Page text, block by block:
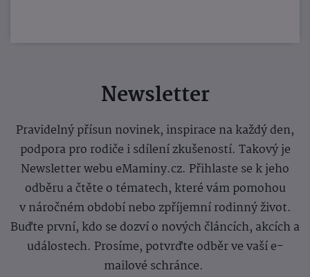
Newsletter
Pravidelný přísun novinek, inspirace na každý den,
podpora pro rodiče i sdílení zkušeností. Takový je
Newsletter webu eMaminy.cz. Přihlaste se k jeho
odběru a čtěte o tématech, které vám pomohou
v náročném období nebo zpříjemní rodinný život.
Buďte první, kdo se dozví o nových článcích, akcích a
událostech. Prosíme, potvrďte odběr ve vaší e-
mailové schránce.